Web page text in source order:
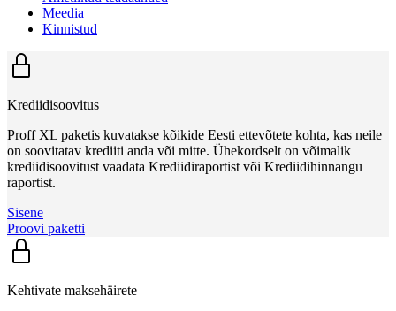
Meedia
Kinnistud
Krediidisoovitus
Proff XL paketis kuvatakse kõikide Eesti ettevõtete kohta, kas neile
on soovitatav krediiti anda või mitte. Ühekordselt on võimalik
krediidisoovitust vaadata Krediidiraportist või Krediidihinnangu
raportist.
Sisene
Proovi paketti
Kehtivate maksehäirete